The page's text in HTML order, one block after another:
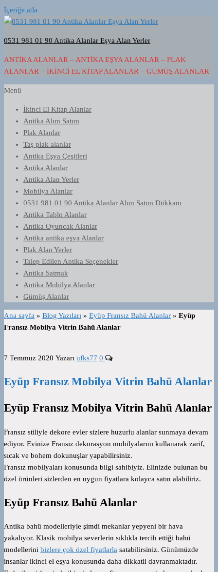
İçeriğe atla
0531 981 01 90 Antika Alanlar Eşya Alan Yerler
ANTIKA ALANLAR – ANTIKA EŞYA ALANLAR – PLAK
ALANLAR – İKINCI EL KITAP ALANLAR – GÜMÜŞ ALANLAR
Menü
İkinci El Kitap Alanlar
Antika Alım Satım
Plak Alanlar
Taş plak alanlar
Antika Eşya Çeşitleri
Antika Alanlar
Antika Alan Yerler
Mobilya Alanlar
0531 981 01 90 Antika Alanlar Alım Satım Dükkanı
Antika Tablo Alanlar
Antika Oyuncak Alanlar
Antika antika eşya Alanlar
Plak Alan Yerler
Talep Edilen Antika Seçenekler
Antika Satmak
Antika Mobilya Alanlar
Gümüş Alanlar
Ana sayfa » Blog Yazıları » Eyüp Fransız Bahü Alanlar » Eyüp
Fransız Mobilya Vitrin Bahü Alanlar
7 Temmuz 2020 Yazarı ufks77 0
Eyüp Fransız Mobilya Vitrin Bahü Alanlar
Eyüp Fransız Mobilya Vitrin Bahü Alanlar
Fransız stiliyle dekore evler sizlere huzurlu alanlar sunmaya devam
ediyor. Evinize Fransız dekorasyon mobilyalarını kullanarak zarif,
sıcak ve bohem dokunuşlar yapabilirsiniz.
Fransız mobilyaları konusunda bilgi sahibiyiz. Elinizde bulunan bu
özel ürünleri sizlerden en uygun fiyatlara kolayca satın alabiliriz.
Eyüp Fransız Bahü Alanlar
Antika bahü modelleriyle şimdi mekanlar yepyeni bir hava
yakalıyor. Klasik mobilya severlerin sıklıkla tercih ettiği bahü
modellerini bizlere çok özel fiyatlarla satabilirsiniz. Günümüzde
insanlar ikinci el eşya konusunda daha dikkatli davranmaktadır.